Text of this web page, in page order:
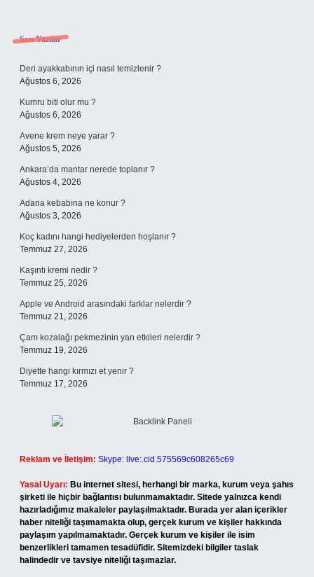
Sidebar
Son Yazılar
Deri ayakkabının içi nasıl temizlenir ?
Ağustos 6, 2026
Kumru biti olur mu ?
Ağustos 6, 2026
Avene krem neye yarar ?
Ağustos 5, 2026
Ankara’da mantar nerede toplanır ?
Ağustos 4, 2026
Adana kebabına ne konur ?
Ağustos 3, 2026
Koç kadını hangi hediyelerden hoşlanır ?
Temmuz 27, 2026
Kaşıntı kremi nedir ?
Temmuz 25, 2026
Apple ve Android arasındaki farklar nelerdir ?
Temmuz 21, 2026
Çam kozalağı pekmezinin yan etkileri nelerdir ?
Temmuz 19, 2026
Diyette hangi kırmızı et yenir ?
Temmuz 17, 2026
Reklam ve İletişim: Skype: live:.cid.575569c608265c69
Yasal Uyarı: Bu internet sitesi, herhangi bir marka, kurum veya şahıs
şirketi ile hiçbir bağlantısı bulunmamaktadır. Sitede yalnızca kendi
hazırladığımız makaleler paylaşılmaktadır. Burada yer alan içerikler
haber niteliği taşımamakta olup, gerçek kurum ve kişiler hakkında
paylaşım yapılmamaktadır. Gerçek kurum ve kişiler ile isim
benzerlikleri tamamen tesadüfidir. Sitemizdeki bilgiler taslak
halindedir ve tavsiye niteliği taşımazlar.